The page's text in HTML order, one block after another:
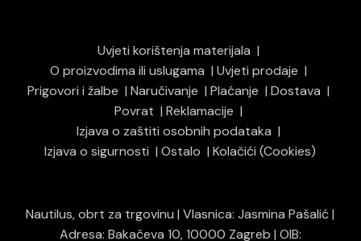
Uvjeti korištenja materijala
O proizvodima ili uslugama
Uvjeti prodaje
Prigovori i žalbe
Naručivanje Plaćanje
Dostava
Povrat
Reklamacije
Izjava o zaštiti osobnih podataka
Izjava o sigurnosti
Ostalo Kolačići (Cookies)
Nautilus, obrt za trgovinu | Vlasnica: Jasmina Pašalić |
Adresa: Bakačeva 10, 10000 Zagreb | OIB: